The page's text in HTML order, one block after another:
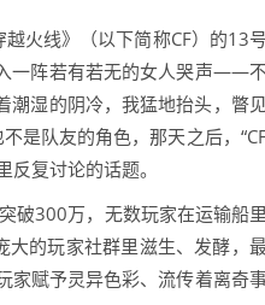
火线》（以下简称CF）的13号
一阵若有若无的女人哭声——
潮湿的阴冷，我猛地抬头，瞥
是队友的角色，那天之后，
复讨论的话题。
破300万，无数玩家在运输船里
大的玩家社群里滋生、发酵，
家赋予灵异色彩、流传着离奇